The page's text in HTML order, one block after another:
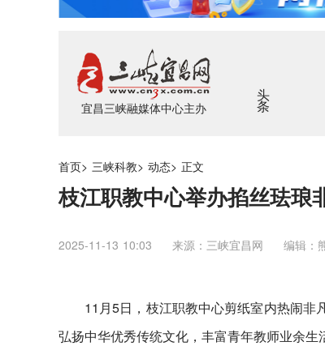
宜昌三峡融媒体中心主办
头条
首页> 三峡科教> 动态> 正文
枝江职教中心举办掐丝珐琅
2025-11-13 10:03 来源：三峡宜昌网 编辑：
11月5日，枝江职教中心剪纸室内热闹非
弘扬中华优秀传统文化，丰富青年教师业余生